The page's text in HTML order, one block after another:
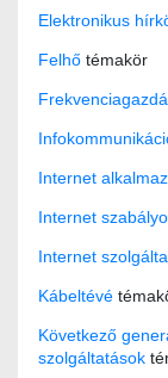
Elektronikus
Felhő témakör
Internet
Internet
Internet
Kábeltévé
Következő
szolgáltatások